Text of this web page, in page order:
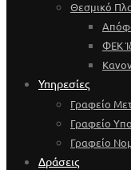
Θεσμικό
ΦΕΚ
Υπηρεσίες
Γραφείο
Γραφείο
Γραφείο
Δράσεις